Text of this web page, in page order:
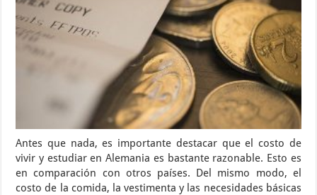
Antes que nada, es importante destacar que el costo de
vivir y estudiar en Alemania es bastante razonable. Esto es
en comparación con otros países. Del mismo modo, el
costo de la comida, la vestimenta y las necesidades básicas